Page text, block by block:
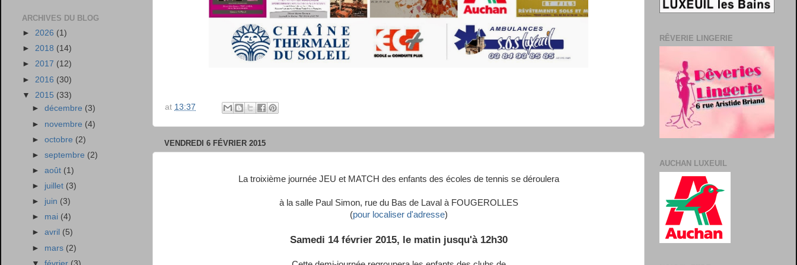
at 13:37
VENDREDI 6 FÉVRIER 2015
La troixième journée JEU et MATCH des enfants des écoles de tennis se déroulera
à la salle Paul Simon, rue du Bas de Laval à FOUGEROLLES
(pour localiser d'adresse)
Samedi 14 février 2015, le matin jusqu'à 12h30
ARCHIVES DU BLOG
► 2026 (1)
► 2018 (14)
► 2017 (12)
► 2016 (30)
▼ 2015 (33)
►décembre (3)
► novembre (4)
►octobre (2)
►septembre (2)
►août (1)
► juillet (3)
► juin (3)
► mai (4)
►avril (5)
► mars (2)
RÊVERIE LINGERIE
AUCHAN LUXEUIL